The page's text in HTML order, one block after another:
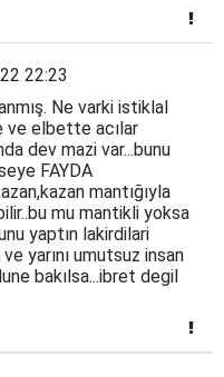
22:23
Ne varki istiklal
ve elbette acılar
dev mazi var...bunu
FAYDA
mantığıyla
mu mantikli yoksa
yaptın lakirdilari
yarını umutsuz insan
bakılsa...ibret degil